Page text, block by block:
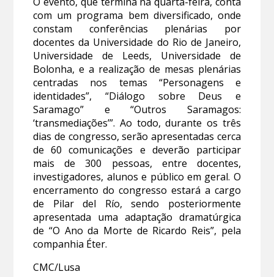
com um programa bem diversificado, onde
constam conferências plenárias por
docentes da Universidade do Rio de Janeiro,
Universidade de Leeds, Universidade de
Bolonha, e a realização de mesas plenárias
centradas nos temas “Personagens e
identidades”, “Diálogo sobre Deus e
Saramago” e “Outros Saramagos:
‘transmediações’”. Ao todo, durante os três
dias de congresso, serão apresentadas cerca
de 60 comunicações e deverão participar
mais de 300 pessoas, entre docentes,
investigadores, alunos e público em geral. O
encerramento do congresso estará a cargo
de Pilar del Río, sendo posteriormente
apresentada uma adaptação dramatúrgica
de “O Ano da Morte de Ricardo Reis”, pela
companhia Éter.
CMC/Lusa